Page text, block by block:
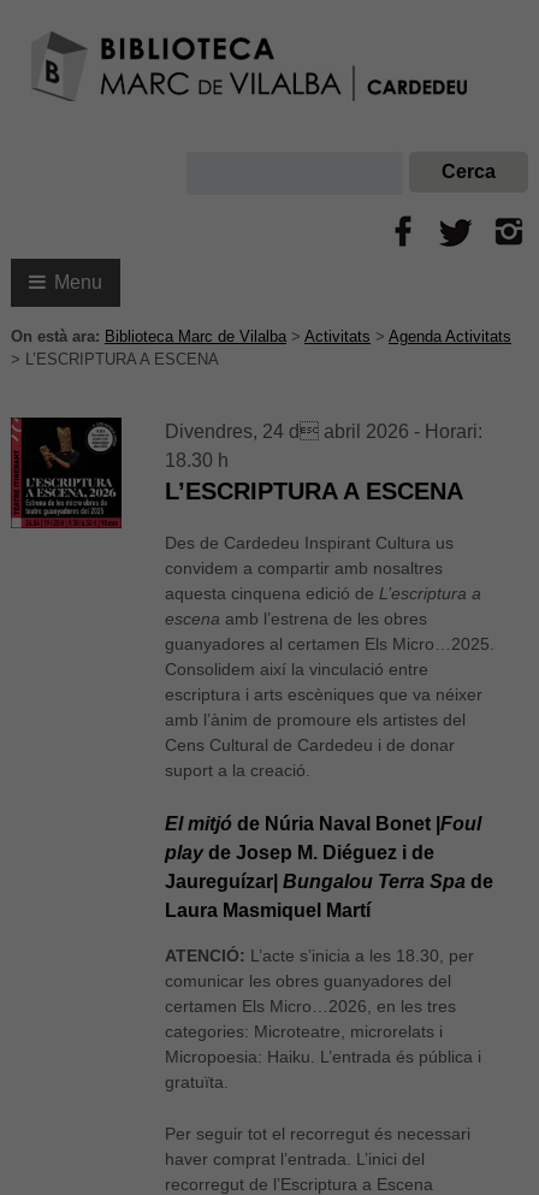
Menu
On està ara: Biblioteca Marc de Vilalba> Activitats > Agenda Activitats
> L’ESCRIPTURA A ESCENA
Divendres, 24 d abril 2026 - Horari:
18.30 h
L’ESCRIPTURA A ESCENA
Des de Cardedeu Inspirant Cultura us
convidem a compartir amb nosaltres
aquesta cinquena edició de L’escriptura a
escena amb l’estrena de les obres
guanyadores al certamen Els Micro…2025.
Consolidem així la vinculació entre
escriptura i arts escèniques que va néixer
amb l’ànim de promoure els artistes del
Cens Cultural de Cardedeu i de donar
suport a la creació.
El mitjó de Núria Naval Bonet |Foul
play de Josep M. Diéguez i de
Jaureguízar|Bungalou Terra Spade
Laura Masmiquel Martí
ATENCIÓ: L’acte s’inicia a les 18.30, per
comunicar les obres guanyadores del
certamen Els Micro…2026, en les tres
categories: Microteatre, microrelats i
Micropoesia: Haiku. L’entrada és pública i
gratuïta.
Per seguir tot el recorregut és necessari
haver comprat l’entrada. L’inici del
recorregut de l’Escriptura a Escena